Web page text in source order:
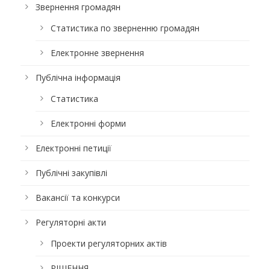
Звернення громадян
Статистика по зверненню громадян
Електронне звернення
Публічна інформація
Статистика
Електронні форми
Електронні петиції
Публічні закупівлі
Вакансії та конкурси
Регуляторні акти
Проекти регуляторних актів